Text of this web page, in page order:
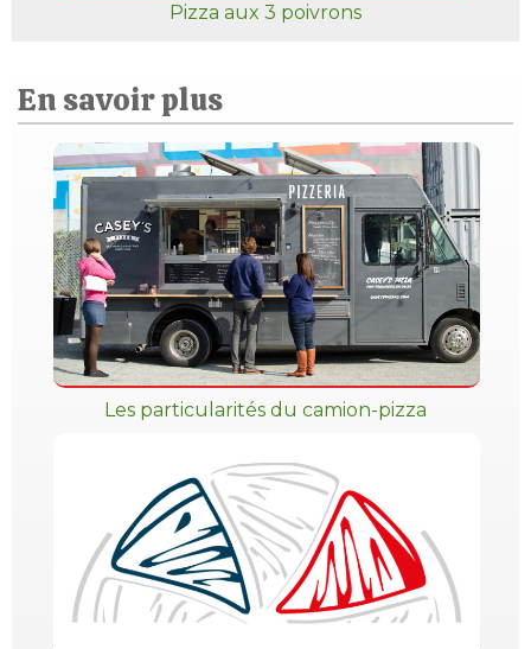
Pizza aux 3 poivrons
En savoir plus
Les particularités du camion-pizza